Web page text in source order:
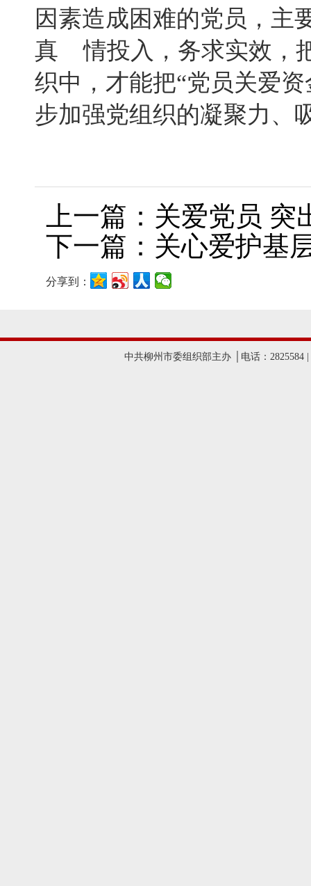
因素造成困难的党员，主
真 情投入，务求实效，
织中，才能把“党员关爱
步加强党组织的凝聚力、
上一篇：关爱党员 突
下一篇：关心爱护基
分享到：
中共柳州市委组织部主办 │电话：2825584